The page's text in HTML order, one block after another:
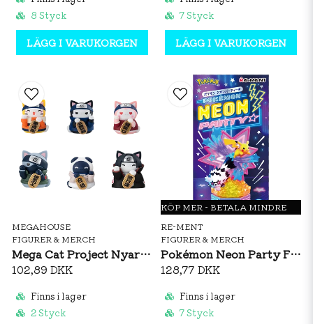
8 Styck
LÄGG I VARUKORGEN
7 Styck
LÄGG I VARUKORGEN
MEGAHOUSE
FIGURER & MERCH
Mega Cat Project Nyaruto! Naruto Maneki-neko Fortune
102,89 DKK
Finns i lager
2 Styck
KÖP MER - BETALA MINDRE
RE-MENT
FIGURER & MERCH
Pokémon Neon Party Figurine
128,77 DKK
Finns i lager
7 Styck